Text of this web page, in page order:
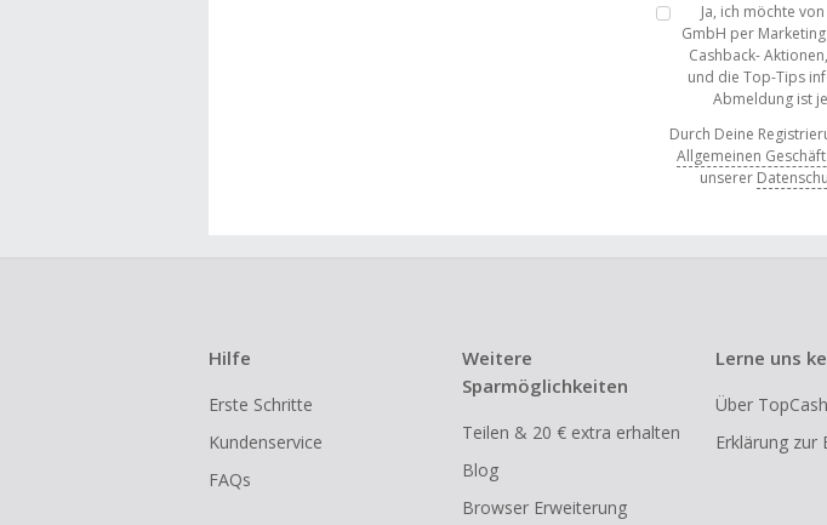
Ja, ich möchte
GmbH per
Cashback-
und die Top-Tips
Abmeldung ist
Durch Deine
Allgemeinen
unserer
Hilfe
Erste Schritte
Kundenservice
FAQs
Weitere
Sparmöglichkeiten
Teilen & 20 € extra erhalten
Blog
Browser Erweiterung
Lerne uns
Über
Erklärung